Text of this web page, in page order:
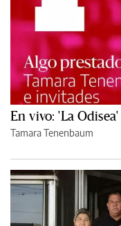
En vivo: 'La
Tamara Tenenbaum